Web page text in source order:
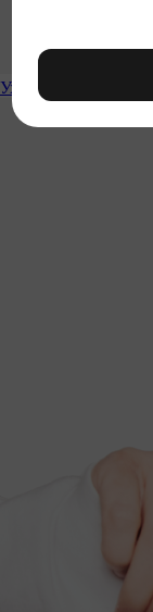
Уход